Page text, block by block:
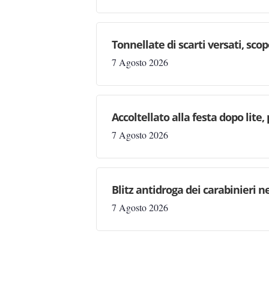
Tonnellate di scarti versati,
7 Agosto 2026
Accoltellato alla festa dopo lite,
7 Agosto 2026
Blitz antidroga dei carabinieri
7 Agosto 2026